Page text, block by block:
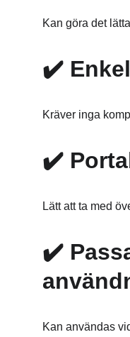
Kan göra det
✔️
Kräver inga
✔️
Lätt att ta med
✔️
Kan användas